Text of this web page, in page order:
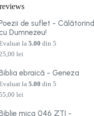
de suflet - Călătorind
Dumnezeu!
la5.00 din 5
25,00lei
ebraică - Geneza
la5.00 din 5
lei
mica 046 ZTI -